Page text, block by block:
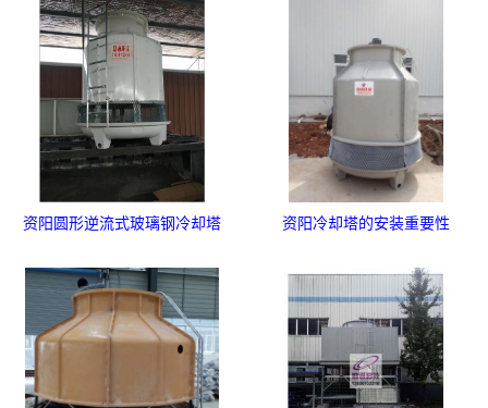
资阳圆形逆流式玻璃钢冷却塔 资阳冷却塔的安装重要性